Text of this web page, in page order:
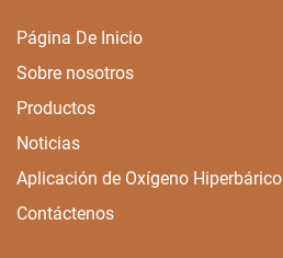
Página De Inicio
Sobre nosotros
Productos
Noticias
Aplicación de Oxígeno Hiperbárico
Contáctenos